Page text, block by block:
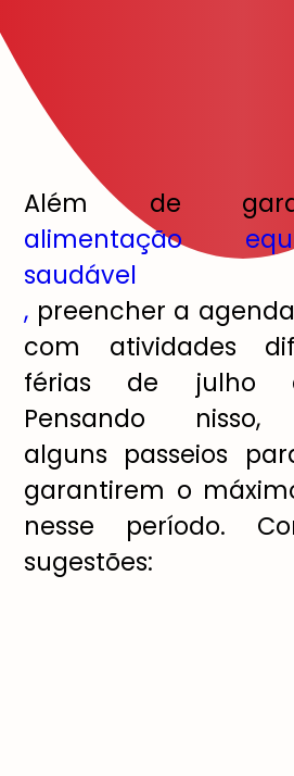
Além de
alimentação
saudável
, preencher a
com atividades
férias de julho
Pensando nisso,
alguns passeios
garantirem o má
nesse período.
sugestões: